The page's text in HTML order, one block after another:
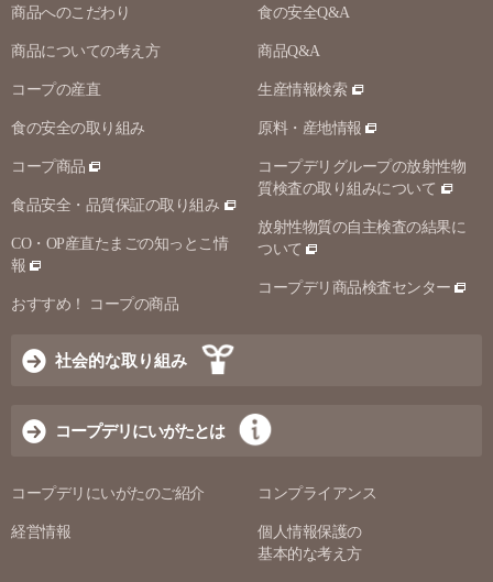
商品へのこだわり
商品についての考え方
コープの産直
食の安全の取り組み
コープ商品
食品安全・品質保証の取り組み
CO・OP産直たまごの知っとこ情
報
おすすめ！ コープの商品
食の安全Q&A
商品Q&A
生産情報検索
原料・産地情報
コープデリグループの放射性物
質検査の取り組みについて
放射性物質の自主検査の結果に
ついて
コープデリ商品検査センター
社会的な取り組み
コープデリにいがたとは
コープデリにいがたのご紹介
経営情報
コンプライアンス
個人情報保護の
基本的な考え方